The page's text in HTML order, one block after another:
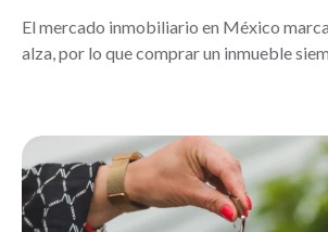
El mercado inmobiliario en México
alza, por lo que comprar un inmueble